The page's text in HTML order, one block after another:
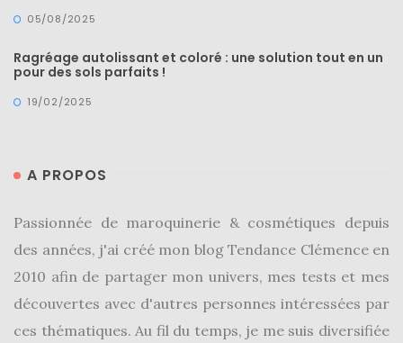
(5)
achats
(45)
&
maroquinerie
(218)
Sélections
shopping
05/08/2025
Ragréage autolissant et coloré : une solution tout en un
pour des sols parfaits !
19/02/2025
A PROPOS
Passionnée de maroquinerie & cosmétiques depuis
des années, j'ai créé mon blog Tendance Clémence en
2010 afin de partager mon univers, mes tests et mes
découvertes avec d'autres personnes intéressées par
ces thématiques. Au fil du temps, je me suis diversifiée